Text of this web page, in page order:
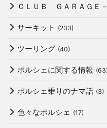
ＣＬＵＢ ＧＡＲＡＧＥ
サーキット (233)
ツーリング (40)
ポルシェに関する情報 (63)
ポルシェ乗りのナマ話 (3)
色々なポルシェ (17)